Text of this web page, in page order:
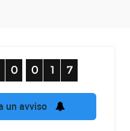
un avviso